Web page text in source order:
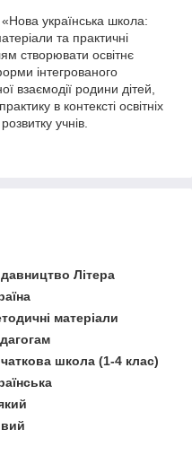
українська школа:
та практичні
створювати освітнє
інтегрованого
взаємодії родини дітей,
в контексті освітніх
учнів.
Літера
матеріали
школа (1-4 клас)